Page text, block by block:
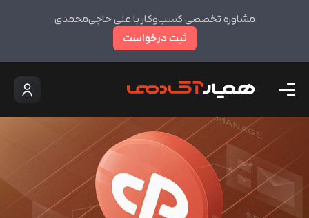
مشاوره تخصصی کسب‌وکار با علی حاجی‌محمدی
ثبت درخواست